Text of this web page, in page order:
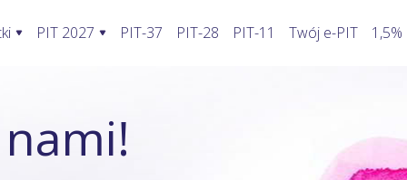
fakturę w KSeF?
stwarza KSeF?
Kalkulator wynagrodzeń
Kalkulator walut
PIT 2027
PIT-28
Koszty uzyskania przychodu
PIT-37 PIT-28 PIT-11 Twój e-PIT 1,5%